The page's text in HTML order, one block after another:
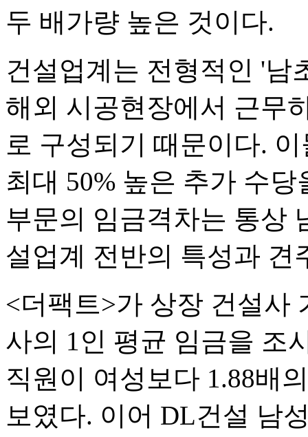
두 배가량 높은 것이다.
건설업계는 전형적인 '남
해외 시공현장에서 근무
로 구성되기 때문이다.
최대 50% 높은 추가 수
부문의 임금격차는 통상
설업계 전반의 특성과 견
<더팩트>가 상장 건설사
사의 1인 평균 임금을 조
직원이 여성보다 1.88배
보였다. 이어 DL건설 남